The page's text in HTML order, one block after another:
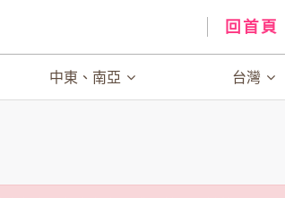
回首頁
中東、南亞 台灣